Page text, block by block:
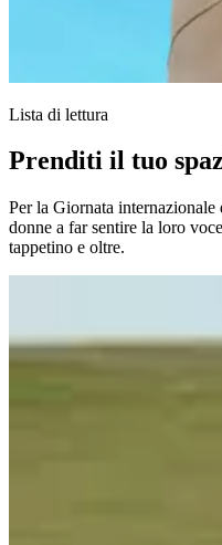
Lista di lettura
Prenditi il tuo
Per la Giornata
donne a far sentire la loro
tappetino e oltre.